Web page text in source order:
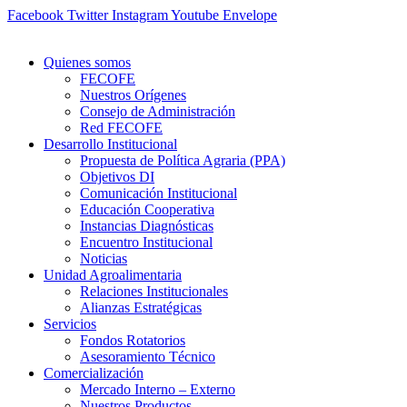
Ir
Facebook Twitter InstagramYoutube Envelope
Quienes somos
FECOFE
Nuestros Orígenes
Consejo de Administración
Red FECOFE
Desarrollo Institucional
Propuesta de Política Agraria (PPA)
Objetivos DI
Comunicación Institucional
Educación Cooperativa
Instancias Diagnósticas
Encuentro Institucional
Noticias
Unidad Agroalimentaria
Relaciones Institucionales
Alianzas Estratégicas
Servicios
Fondos Rotatorios
Asesoramiento Técnico
Comercialización
Mercado Interno – Externo